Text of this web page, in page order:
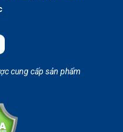
cung cấp sản phẩm